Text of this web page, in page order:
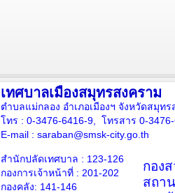
เทศบาลเมืองสมุทรสงคราม
ตำบลแม่กลอง อำเภอเมืองฯ จังหวัดสมุท
โทร : 0-3476-6416-9, โทรสาร 0-
E-mail : saraban@smsk-city.go.th
สำนักปลัดเทศบาล : 123-126
กองการเจ้าหน้าที่ : 201-202
กองคลัง: 141-146
กอง
สถา